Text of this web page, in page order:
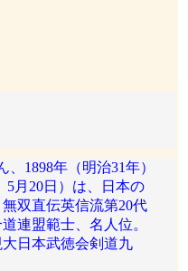
1898年（明治31年）
5月20日）は、日本の
双直伝英信流第20代
連盟範士、名人位。
日本武徳会剣道九